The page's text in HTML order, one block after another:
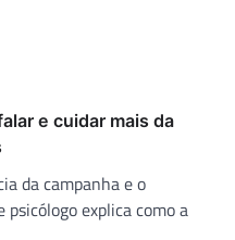
e cuidar mais da
da campanha e o
psicólogo explica como a